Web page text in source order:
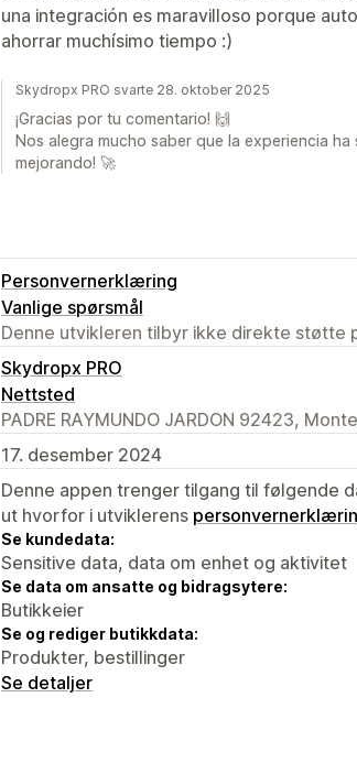
una integración es maravilloso porque
ahorrar muchísimo tiempo :)
Skydropx PRO svarte 28. oktober 2025
¡Gracias por tu comentario! 🙌
Nos alegra mucho saber que la experiencia ha
mejorando! 🚀
Personvernerklæring
Vanlige spørsmål
Denne utvikleren tilbyr ikke direkte støtte
Skydropx PRO
Nettsted
PADRE RAYMUNDO JARDON 92423,
17. desember 2024
Denne appen trenger tilgang til følgende
ut hvorfor i utviklerens
Se kundedata:
Sensitive data, data om enhet og aktivitet
Se data om ansatte og bidragsytere:
Butikkeier
Se og rediger butikkdata:
Produkter, bestillinger
Se detaljer